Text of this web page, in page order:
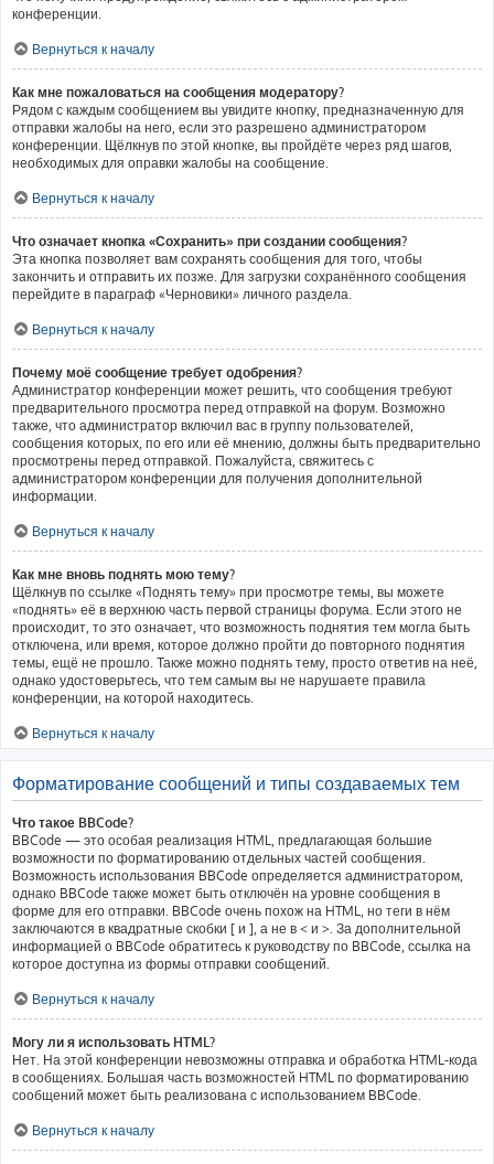
конференции.
Вернуться к началу
Как мне пожаловаться на сообщения модератору?
Рядом с каждым сообщением вы увидите кнопку, предназначенную для
отправки жалобы на него, если это разрешено администратором
конференции. Щёлкнув по этой кнопке, вы пройдёте через ряд шагов,
необходимых для оправки жалобы на сообщение.
Вернуться к началу
Что означает кнопка «Сохранить» при создании сообщения?
Эта кнопка позволяет вам сохранять сообщения для того, чтобы
закончить и отправить их позже. Для загрузки сохранённого сообщения
перейдите в параграф «Черновики» личного раздела.
Вернуться к началу
Почему моё сообщение требует одобрения?
Администратор конференции может решить, что сообщения требуют
предварительного просмотра перед отправкой на форум. Возможно
также, что администратор включил вас в группу пользователей,
сообщения которых, по его или её мнению, должны быть предварительно
просмотрены перед отправкой. Пожалуйста, свяжитесь с
администратором конференции для получения дополнительной
информации.
Вернуться к началу
Как мне вновь поднять мою тему?
Щёлкнув по ссылке «Поднять тему» при просмотре темы, вы можете
«поднять» её в верхнюю часть первой страницы форума. Если этого не
происходит, то это означает, что возможность поднятия тем могла быть
отключена, или время, которое должно пройти до повторного поднятия
темы, ещё не прошло. Также можно поднять тему, просто ответив на неё,
однако удостоверьтесь, что тем самым вы не нарушаете правила
конференции, на которой находитесь.
Вернуться к началу
Форматирование сообщений и типы создаваемых тем
Что такое BBCode?
BBCode — это особая реализация HTML, предлагающая большие
возможности по форматированию отдельных частей сообщения.
Возможность использования BBCode определяется администратором,
однако BBCode также может быть отключён на уровне сообщения в
форме для его отправки. BBCode очень похож на HTML, но теги в нём
заключаются в квадратные скобки [ и ], а не в < и >. За дополнительной
информацией о BBCode обратитесь к руководству по BBCode, ссылка на
которое доступна из формы отправки сообщений.
Вернуться к началу
Могу ли я использовать HTML?
Нет. На этой конференции невозможны отправка и обработка HTML-кода
в сообщениях. Большая часть возможностей HTML по форматированию
сообщений может быть реализована с использованием BBCode.
Вернуться к началу